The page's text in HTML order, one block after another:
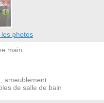
2
1
photos
main
ameublement
de salle de bain